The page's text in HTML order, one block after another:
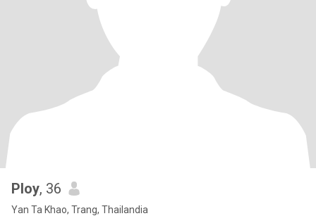
Ploy, 36
Yan Ta Khao, Trang, Thailandia